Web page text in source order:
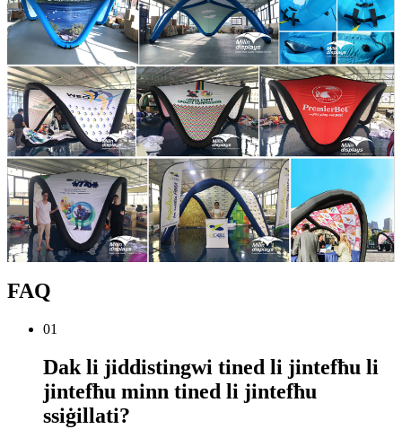
FAQ
01
Dak li jiddistingwi tined li jintefħu li
jintefħu minn tined li jintefħu
ssiġillati?